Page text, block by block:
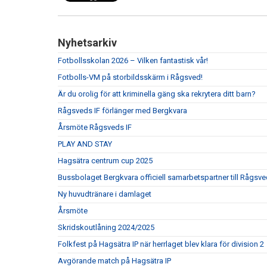
Nyhetsarkiv
Fotbollsskolan 2026 – Vilken fantastisk vår!
Fotbolls-VM på storbildsskärm i Rågsved!
Är du orolig för att kriminella gäng ska rekrytera ditt barn?
Rågsveds IF förlänger med Bergkvara
Årsmöte Rågsveds IF
PLAY AND STAY
Hagsätra centrum cup 2025
Bussbolaget Bergkvara officiell samarbetspartner till
Ny huvudtränare i damlaget
Årsmöte
Skridskoutlåning 2024/2025
Folkfest på Hagsätra IP när herrlaget blev klara för division 2
Avgörande match på Hagsätra IP